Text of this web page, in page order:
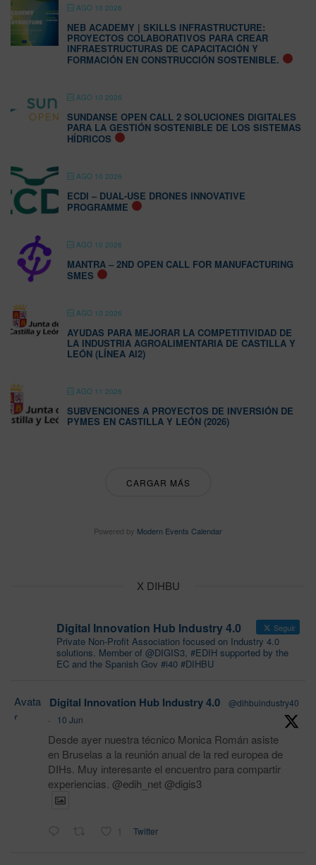
AGO 10 2026
NEB ACADEMY | SKILLS INFRASTRUCTURE:
PROYECTOS COLABORATIVOS PARA CREAR
INFRAESTRUCTURAS DE CAPACITACIÓN Y
FORMACIÓN EN CONSTRUCCIÓN SOSTENIBLE.
AGO 10 2026
SUNDANSE OPEN CALL 2 SOLUCIONES DIGITALES
PARA LA GESTIÓN SOSTENIBLE DE LOS SISTEMAS
HÍDRICOS
AGO 10 2026
ECDI – DUAL-USE DRONES INNOVATIVE
PROGRAMME
AGO 10 2026
MANTRA – 2ND OPEN CALL FOR MANUFACTURING
SMES
AGO 10 2026
AYUDAS PARA MEJORAR LA COMPETITIVIDAD DE
LA INDUSTRIA AGROALIMENTARIA DE CASTILLA Y
LEÓN (LÍNEA AI2)
AGO 11 2026
SUBVENCIONES A PROYECTOS DE INVERSIÓN DE
PYMES EN CASTILLA Y LEÓN (2026)
CARGAR MÁS
Powered by Modern Events Calendar
X DIHBU
Digital Innovation Hub Industry 4.0 Seguir
Private Non-Profit Association focused on Industry 4.0
solutions. Member of @DIGIS3, #EDIH supported by the
EC and the Spanish Gov #i40 #DIHBU
Avata
r
Digital Innovation Hub Industry 4.0
@dihbuindustry40
·
10 Jun
Desde ayer nuestra técnico Monica Román asiste
en Bruselas a la reunión anual de la red europea de
DIHs. Muy interesante el encuentro para compartir
experiencias. @edih_net @digis3
1 Twitter